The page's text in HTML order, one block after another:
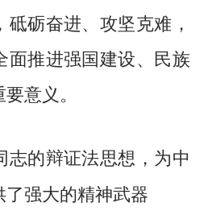
砺奋进、攻坚克难，
面推进强国建设、民族
意义。
志的辩证法思想，为中
强大的精神武器